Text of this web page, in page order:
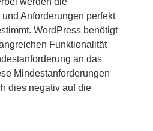
Anforderungen perfekt
WordPress benötigt
Funktionalität
an das
Mindestanforderungen
dies negativ auf die